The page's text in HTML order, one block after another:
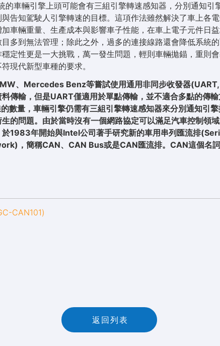
車輛引擎上頭可能會有三組引擎轉速感知器，分別通知引
告知駕駛人引擎轉速的目標。這項作法雖然解決了車上各
車輛重量、生產成本與影響車子性能，在車上電子元件日
多到無法管理；除此之外，過多的連接線路還會降低系統
定性更是一大挑戰，萬一發生問題，輕則車輛拋錨，重則
現代新型車種的要求。
、Mercedes Benz等嘗試使用通用非同步收發器
輸，但是UART僅適用於單點傳輸，並不適合多點的傳
數量，車輛引擎仍需有三組引擎轉速感知器來分別通知引
的問題。由於當時沒有一個網路協定可以滿足汽車控制領
1983年開始與Intel公司著手研究新的車用串列匯流排
，簡稱CAN、CAN Bus或是CAN匯流排。CAN這個名
CAN101)
返 回 列 表
返回列表